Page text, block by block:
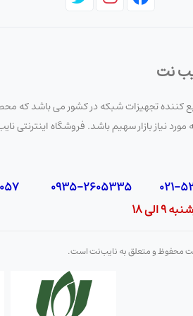
شبکه و ارتباطات در برابر دسترسی
شبکه و جلوگیری از دسترسی افراد
ذخیره‌سازی و سایر
صنعتی:
ها برای حفاظت از
نت
کننده تجهیزات شبکه در کشور می باشد که
مورد نیاز بازار سهیم باشد. فروشگاه
18
محفوظ و متعلق به نایب‌نت است.